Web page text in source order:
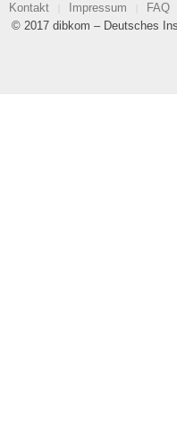
Kontakt Impressum FAQ
© 2017 dibkom – Deutsches